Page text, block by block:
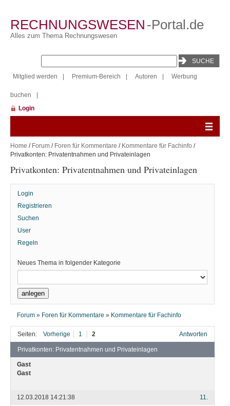
RECHNUNGSWESEN -Portal.de
Alles zum Thema Rechnungswesen
Mitglied werden Premium-Bereich Autoren Werbung
buchen
Login
Home / Forum / Foren für Kommentare / Kommentare für Fachinfo /
Privatkonten: Privatentnahmen und Privateinlagen
Privatkonten: Privatentnahmen und Privateinlagen
Login
Registrieren
Suchen
User
Regeln
Neues Thema in folgender Kategorie
Forum » Foren für Kommentare » Kommentare für Fachinfo
Seiten: Vorherige 1 2 Antworten
Privatkonten: Privatentnahmen und Privateinlagen
Gast
Gast
11.
12.03.2018 14:21:38